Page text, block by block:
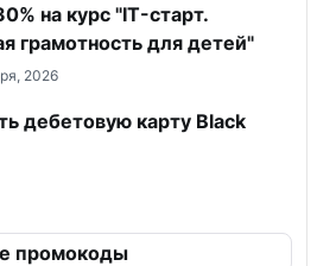
на курс "IT-старт.
грамотность для детей"
2026
дебетовую карту Black
промокоды